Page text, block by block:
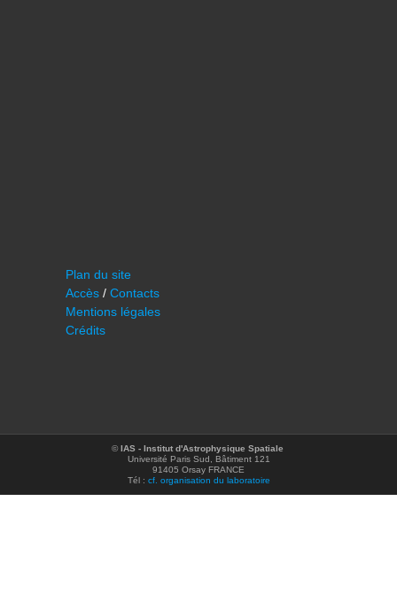
Plan du site
Accès / Contacts
Mentions légales
Crédits
©IAS - Institut d'Astrophysique Spatiale
Université Paris Sud, Bâtiment 121
91405 Orsay FRANCE
Tél : cf. organisation du laboratoire